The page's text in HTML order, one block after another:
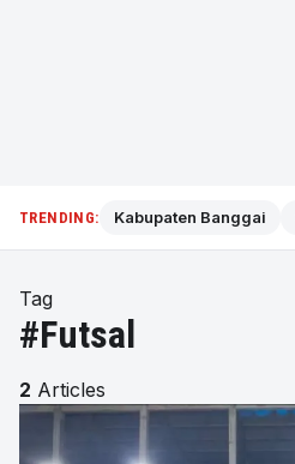
TRENDING: Kabupaten Banggai
Tag
#Futsal
2 Articles